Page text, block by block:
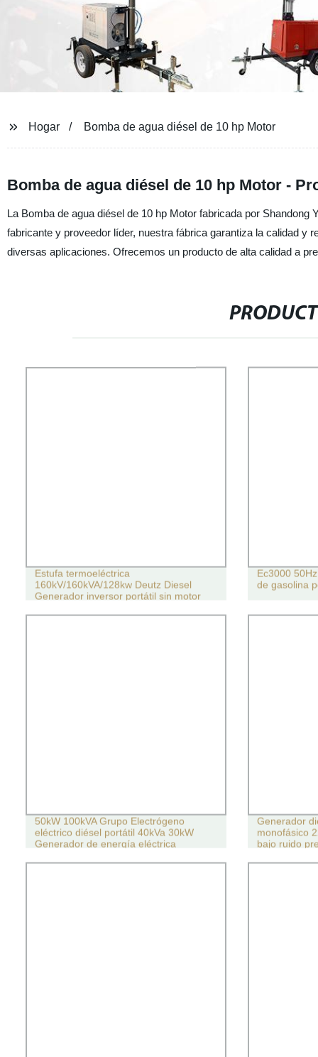
Hogar Bomba de agua diésel de 10 hp Motor
Bomba de agua diésel de 10 hp Motor -
La Bomba de agua diésel de 10 hp Motor fabricada por
fabricante y proveedor líder, nuestra fábrica garantiza la calidad y
diversas aplicaciones. Ofrecemos un producto de alta calidad a
Estufa termoeléctrica
160kV/160kVA/128kw Deutz Diesel
Generador inversor portátil sin motor
Ec3000
de gasolina
50kW 100kVA Grupo Electrógeno
eléctrico diésel portátil 40kVa 30kW
Generador de energía eléctrica
Generador
monofásico
bajo ruido